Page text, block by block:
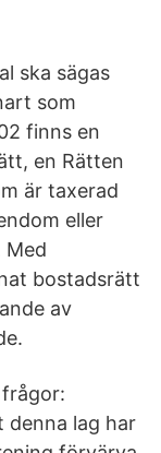
ska sägas
som
finns en
en Rätten
är taxerad
eller
bostadsrätt
av
denna lag har